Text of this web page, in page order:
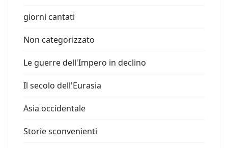
giorni cantati
Non categorizzato
Le guerre dell'Impero in declino
Il secolo dell'Eurasia
Asia occidentale
Storie sconvenienti